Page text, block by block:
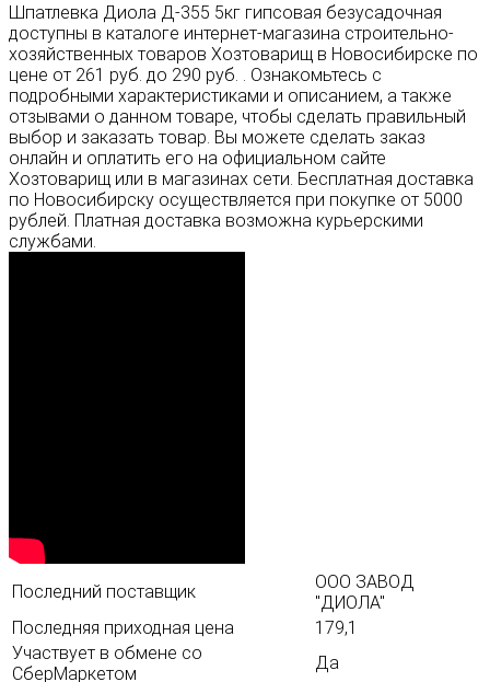
Шпатлевка Диола Д-355 5кг гипсовая безусадочная
доступны в каталоге интернет-магазина строительно-
хозяйственных товаров Хозтоварищ в Новосибирске по
цене от 261 руб. до 290 руб. . Ознакомьтесь с
подробными характеристиками и описанием, а также
отзывами о данном товаре, чтобы сделать правильный
выбор и заказать товар. Вы можете сделать заказ
онлайн и оплатить его на официальном сайте
Хозтоварищ или в магазинах сети. Бесплатная доставка
по Новосибирску осуществляется при покупке от 5000
рублей. Платная доставка возможна курьерскими
службами.
Последний поставщик
ООО ЗАВОД
"ДИОЛА"
Последняя приходная цена
179,1
Участвует в обмене со
СберМаркетом
Да